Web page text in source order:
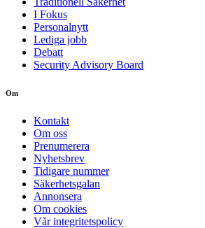
I Fokus
Personalnytt
Lediga jobb
Debatt
Security Advisory Board
Om
Kontakt
Om oss
Prenumerera
Nyhetsbrev
Tidigare nummer
Säkerhetsgalan
Annonsera
Om cookies
Vår integritetspolicy